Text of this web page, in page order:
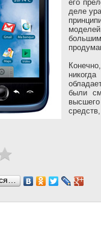
его
деле
были